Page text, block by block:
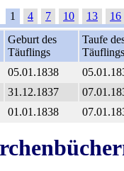
1 4 7 10 13
16
Geburt des
Täuflings
Taufe
Täuflings
05.01.1838
31.12.1837
01.01.1838